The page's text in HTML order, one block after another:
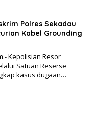
Polres Sekadau
Kabel Grounding
Kepolisian Resor
Satuan Reserse
kasus dugaan…